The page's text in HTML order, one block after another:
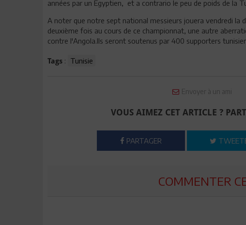
années par un Egyptien, et a contrario le peu de poids de la
A noter que notre sept national messieurs jouera vendredi
deuxième fois au cours de ce championnat, une autre
contre l'Angola.Ils seront soutenus par 400 supporters
Tags : Tunisie
Envoyer à un ami
VOUS AIMEZ CET ARTICLE ?
PARTAGER
COMMENTER